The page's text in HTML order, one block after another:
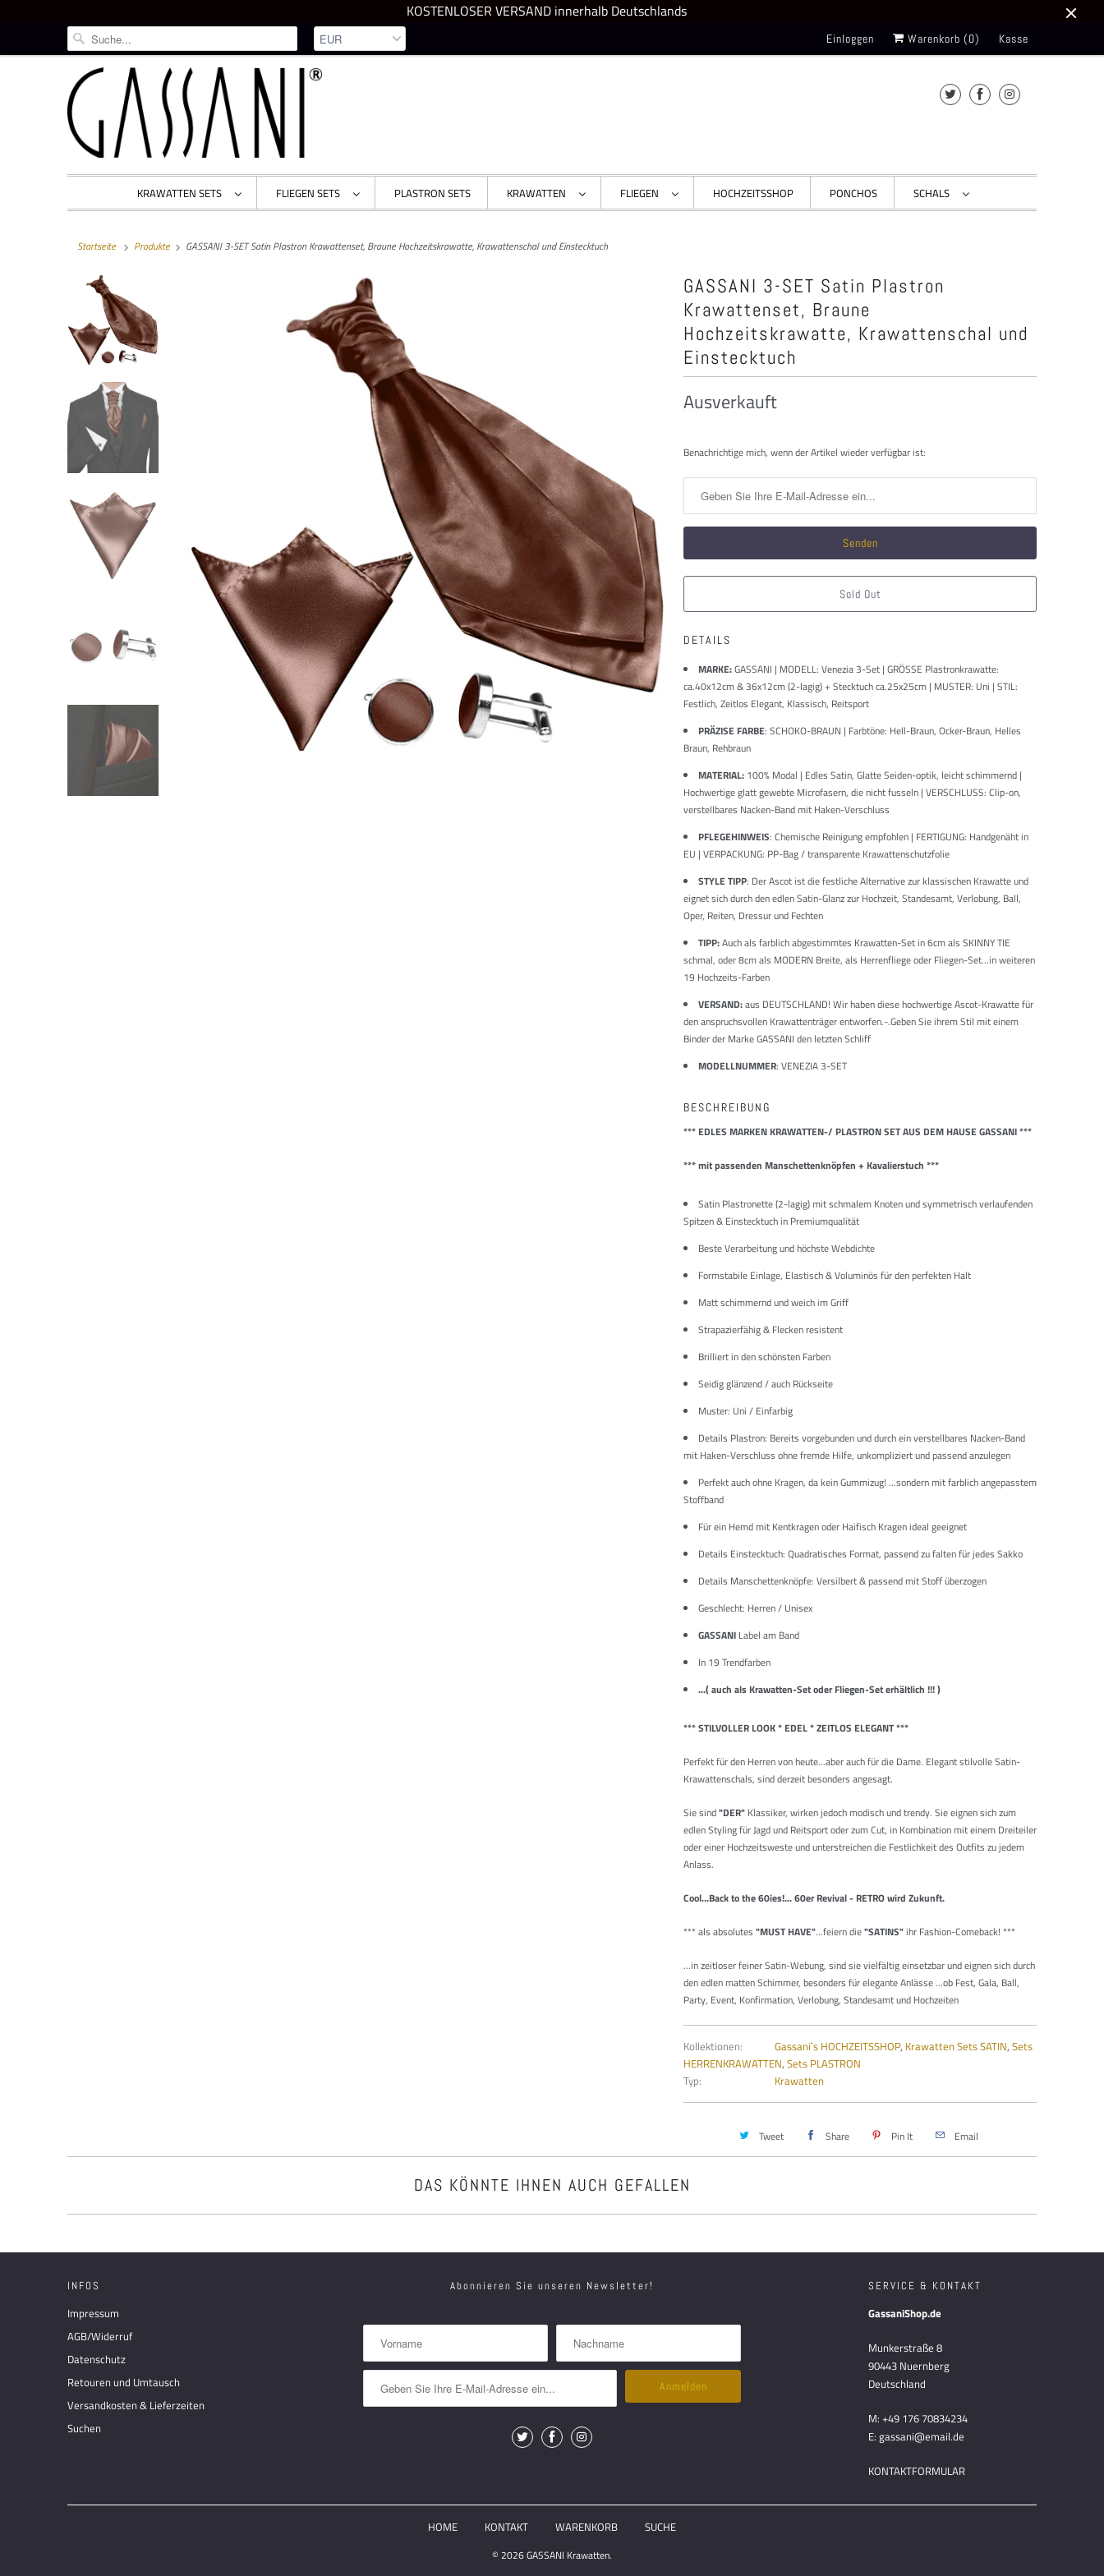
KOSTENLOSER VERSAND innerhalb Deutschlands
Einloggen Warenkorb (0) Kasse
KRAWATTEN SETS FLIEGEN SETS PLASTRON SETS KRAWATTEN FLIEGEN HOCHZEITSSHOP PONCHOS SCHALS
Startseite Produkte GASSANI 3-SET Satin Plastron Krawattenset, Braune Hochzeitskrawatte, Krawattenschal und Einstecktuch
GASSANI 3-SET Satin Plastron
Krawattenset, Braune
Hochzeitskrawatte, Krawattenschal und
Einstecktuch
Ausverkauft
Benachrichtigen
wenn
verfügbar
ist:
Benachrichtige mich, wenn der Artikel wieder verfügbar ist:
Sold Out
DETAILS
MARKE:GASSANI | MODELL: Venezia 3-Set | GRÖSSE Plastronkrawatte:
ca.40x12cm & 36x12cm (2-lagig) + Stecktuch ca.25x25cm | MUSTER: Uni | STIL:
Festlich, Zeitlos Elegant, Klassisch, Reitsport
PRÄZISE FARBE: SCHOKO-BRAUN | Farbtöne: Hell-Braun, Ocker-Braun, Helles
Braun, Rehbraun
MATERIAL: 100% Modal | Edles Satin, Glatte Seiden-optik, leicht schimmernd |
Hochwertige glatt gewebte Microfasern, die nicht fusseln | VERSCHLUSS: Clip-on,
verstellbares Nacken-Band mit Haken-Verschluss
PFLEGEHINWEIS: Chemische Reinigung empfohlen | FERTIGUNG: Handgenäht in
EU | VERPACKUNG: PP-Bag / transparente Krawattenschutzfolie
STYLE TIPP: Der Ascot ist die festliche Alternative zur klassischen Krawatte und
eignet sich durch den edlen Satin-Glanz zur Hochzeit, Standesamt, Verlobung, Ball,
Oper, Reiten, Dressur und Fechten
TIPP:Auch als farblich abgestimmtes Krawatten-Set in 6cm als SKINNY TIE
schmal, oder 8cm als MODERN Breite, als Herrenfliege oder Fliegen-Set…in weiteren
19 Hochzeits-Farben
VERSAND:aus DEUTSCHLAND! Wir haben diese hochwertige Ascot-Krawatte für
den anspruchsvollen Krawattenträger entworfen.-.Geben Sie ihrem Stil mit einem
Binder der Marke GASSANI den letzten Schliff
MODELLNUMMER: VENEZIA 3-SET
BESCHREIBUNG
*** EDLES MARKEN KRAWATTEN-/ PLASTRON SET AUS DEM HAUSE GASSANI ***
*** mit passenden Manschettenknöpfen + Kavalierstuch ***
Satin Plastronette (2-lagig) mit schmalem Knoten und symmetrisch verlaufenden
Spitzen & Einstecktuch in Premiumqualität
Beste Verarbeitung und höchste Webdichte
Formstabile Einlage, Elastisch & Voluminös für den perfekten Halt
Matt schimmernd und weich im Griff
Strapazierfähig & Flecken resistent
Brilliert in den schönsten Farben
Seidig glänzend / auch Rückseite
Muster: Uni / Einfarbig
Details Plastron: Bereits vorgebunden und durch ein verstellbares Nacken-Band
mit Haken-Verschluss ohne fremde Hilfe, unkompliziert und passend anzulegen
Perfekt auch ohne Kragen, da kein Gummizug! ...sondern mit farblich angepasstem
Stoffband
Für ein Hemd mit Kentkragen oder Haifisch Kragen ideal geeignet
Details Einstecktuch: Quadratisches Format, passend zu falten für jedes Sakko
Details Manschettenknöpfe: Versilbert & passend mit Stoff überzogen
Geschlecht: Herren / Unisex
GASSANI Label am Band
In 19 Trendfarben
...( auch als Krawatten-Set oder Fliegen-Set erhältlich !!! )
*** STILVOLLER LOOK * EDEL * ZEITLOS ELEGANT ***
Perfekt für den Herren von heute...aber auch für die Dame. Elegant stilvolle Satin-
Krawattenschals, sind derzeit besonders angesagt.
Sie sind"DER" Klassiker, wirken jedoch modisch und trendy. Sie eignen sich zum
edlen Styling für Jagd und Reitsport oder zum Cut, in Kombination mit einem Dreiteiler
oder einer Hochzeitsweste und unterstreichen die Festlichkeit des Outfits zu jedem
Anlass.
Cool...Back to the 60ies!... 60er Revival - RETRO wird Zukunft.
***als absolutes "MUST HAVE"...feiern die"SATINS"ihr Fashion-Comeback! ***
...in zeitloser feiner Satin-Webung, sind sie vielfältig einsetzbar und eignen sich durch
den edlen matten Schimmer, besonders für elegante Anlässe ...ob Fest, Gala, Ball,
Party, Event, Konfirmation, Verlobung, Standesamt und Hochzeiten
Kollektionen: Gassani`s HOCHZEITSSHOP, Krawatten Sets SATIN, Sets
HERRENKRAWATTEN, Sets PLASTRON
Typ:
Krawatten
Tweet Share Pin It Email
DAS KÖNNTE IHNEN AUCH GEFALLEN
INFOS
Impressum
AGB/Widerruf
Datenschutz
Retouren und Umtausch
Versandkosten & Lieferzeiten
Suchen
Abonnieren Sie unseren Newsletter! SERVICE & KONTAKT
GassaniShop.de
Munkerstraße 8
90443 Nuernberg
Deutschland
M: +49 176 70834234
E: gassani@email.de
KONTAKTFORMULAR
HOME KONTAKT WARENKORB SUCHE
© 2026GASSANI Krawatten.